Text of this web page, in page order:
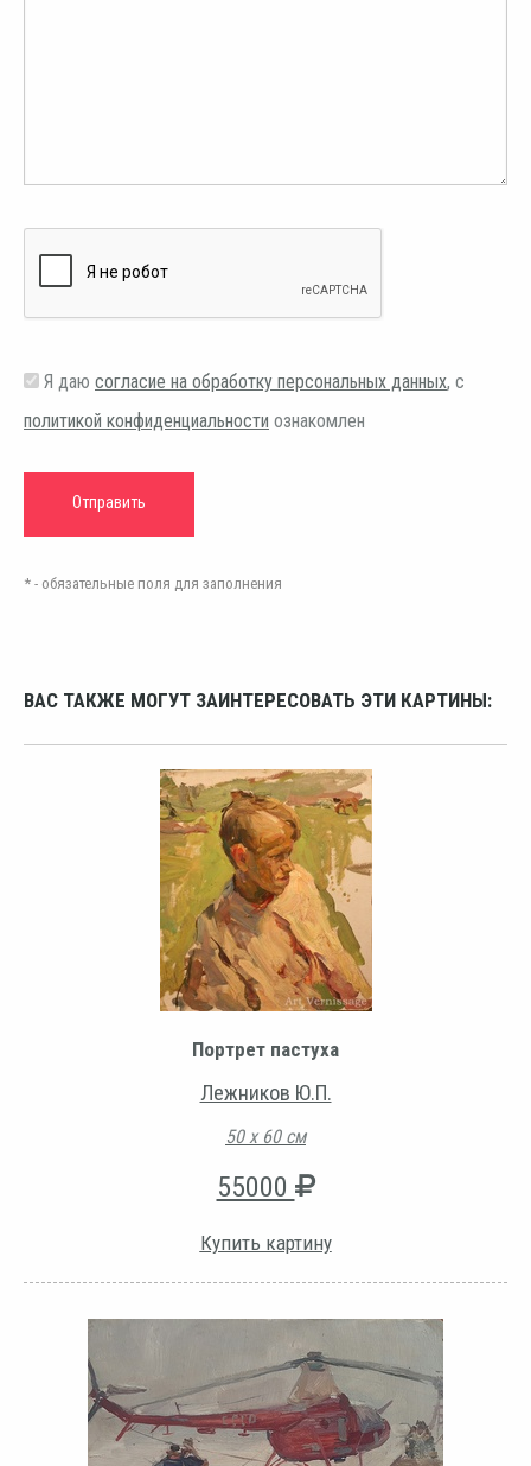
Я даю согласие на обработку персональных данных, с
политикой конфиденциальности ознакомлен
* - обязательные поля для заполнения
ВАС ТАКЖЕ МОГУТ ЗАИНТЕРЕСОВАТЬ ЭТИ КАРТИНЫ:
Портрет пастуха
Лежников Ю.П.
50 х 60 см
55000
Купить картину